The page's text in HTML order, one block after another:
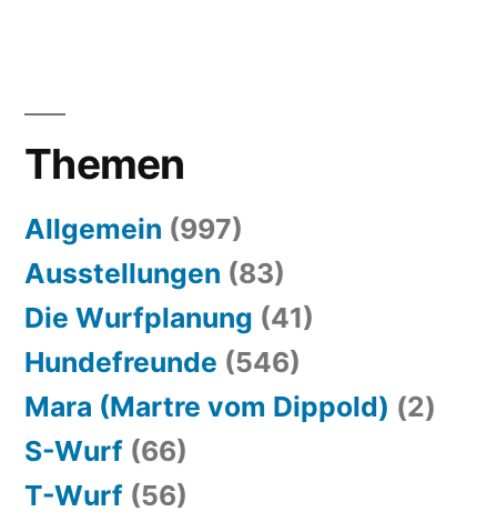
Themen
Allgemein (997)
Ausstellungen (83)
Die Wurfplanung (41)
Hundefreunde (546)
Mara (Martre vom Dippold) (2)
S-Wurf (66)
T-Wurf (56)